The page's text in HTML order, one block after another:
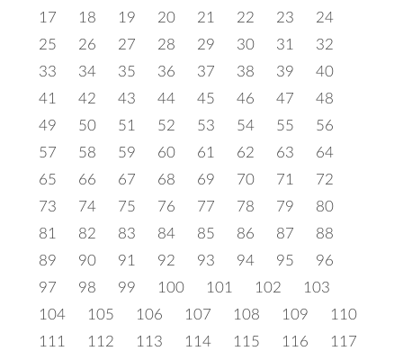
17
18 19 20 21 22 23
24
25
26 27 28 29 30 31
32
33
34 35 36 37 38 39
40
41
42 43 44 45 46 47
48
49
50 51 52 53 54 55
56
57
58 59 60 61 62 63
64
65
66 67 68 69 70 71
72
73
74 75 76 77 78 79
80
81
82 83 84 85 86 87
88
89
90 91 92 93 94 95
96
97
98 99 100 101 102
103
104
105 106 107 108 109
110
111
112 113 114 115 116
117